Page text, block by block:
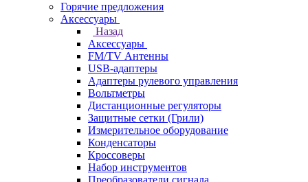
Горячие предложения
Аксессуары
Назад
Аксессуары
FM/TV Антенны
USB-адаптеры
Адаптеры рулевого управления
Вольтметры
Дистанционные регуляторы
Защитные сетки (Грили)
Измерительное оборудование
Конденсаторы
Кроссоверы
Набор инструментов
Преобразователи сигнала